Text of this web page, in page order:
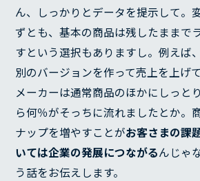
ん、しっかりとデータを提示して。
ずとも、基本の商品は残したままで
すという選択もありますし。例えば
別のバージョンを作って売上を上げ
メーカーは通常商品のほかにしっと
ら何％がそっちに流れましたとか。
ナップを増やすことがお客さまの課
いては企業の発展につながるんじゃ
う話をお伝えします。